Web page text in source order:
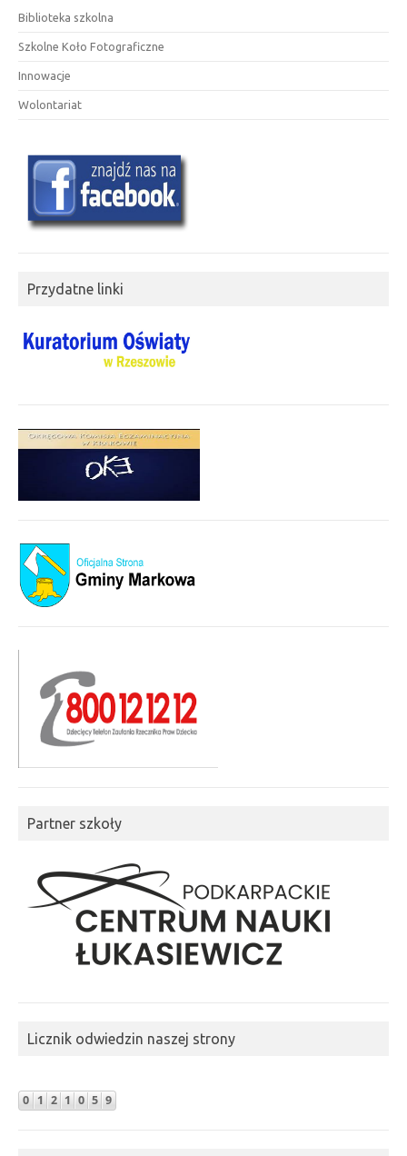
Biblioteka szkolna
Szkolne Koło Fotograficzne
Innowacje
Wolontariat
Przydatne linki
Partner szkoły
Licznik odwiedzin naszej strony